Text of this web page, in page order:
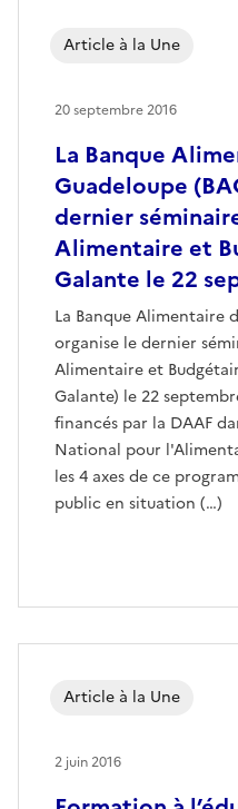
La Banque
Guadeloupe
dernier
Alimentaire et
Galante le 22
La Banque Alimentaire
organise le dernier
Alimentaire et
Galante) le 22
financés par la DAAF
National pour
les 4 axes de ce
public en situation (…)
Article à la Une
20 septembre 2016
Article à la Une
2 juin 2016